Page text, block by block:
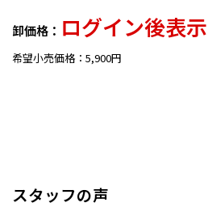
卸価格： ログイン後表示
希望小売価格：5,900円
スタッフの声